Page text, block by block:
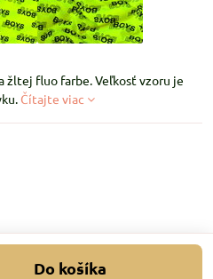
žltej fluo farbe. Veľkosť vzoru je
Čítajte viac
Do košíka